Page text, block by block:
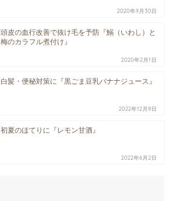
2020年9月30日
頭皮の血行改善で抜け毛を予防『鰯（いわし）と
梅のカラフル煮付け』
2020年2月1日
白髪・便秘対策に『黒ごま豆乳バナナジュース』
2022年12月8日
初夏のほてりに『レモン甘酒』
2022年6月2日